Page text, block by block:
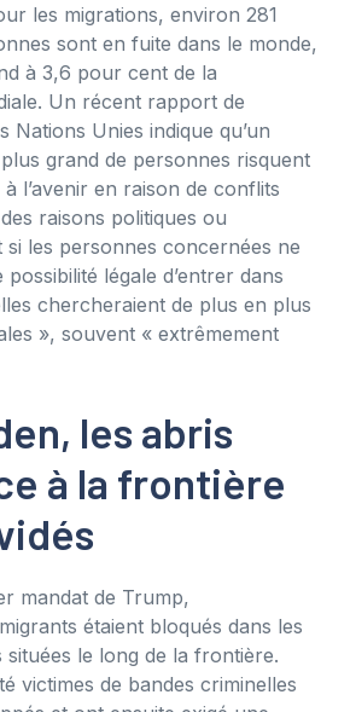
les migrations, environ 281
sont en fuite dans le monde,
à 3,6 pour cent de la
Un récent rapport de
Nations Unies indique qu’un
grand de personnes risquent
à l’avenir en raison de conflits
raisons politiques ou
si les personnes concernées ne
légale d’entrer dans
chercheraient de plus en plus
», souvent « extrêmement
les abris
à la frontière
mandat de Trump,
étaient bloqués dans les
situées le long de la frontière.
victimes de bandes criminelles